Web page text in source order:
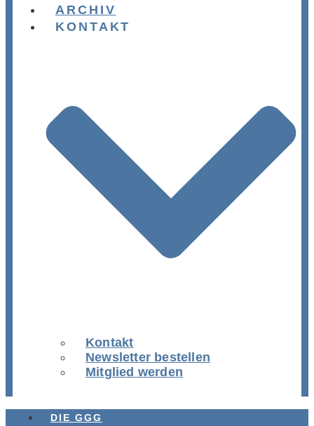
ARCHIV
KONTAKT
Kontakt
Newsletter bestellen
Mitglied werden
DIE GGG